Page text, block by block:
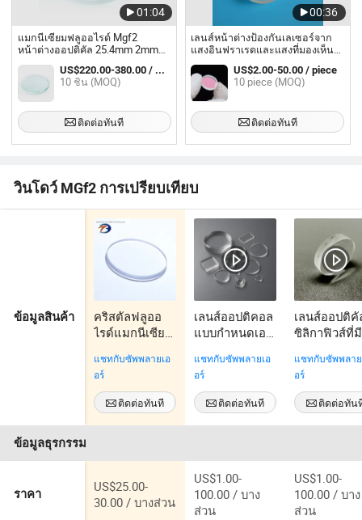
01:04
แมกนีเซียมฟลูออไรด์ Mgf2
หน้าต่างออปติคัล 25.4mm 2mm
สเปกโทรสโกปีในสุญญากาศ UV
Vuv
US$220.00-380.00 / บางส่วน
10 ชิ้น (MOQ)
ติดต่อทันที
00:36
เลนส์หน้าต่างป้องกันเลเซอร์จาก
แสงอินฟราเรดและแสงที่มองเห็น
ได้ด้วยแคลเซียมฟลูออไรด์ CaF2
US$2.00-50.00 / piece
10 piece (MOQ)
ติดต่อทันที
วินโดว์ MGf2 การเปรียบเทียบ
ข้อมูลสินค้า
คริสตัลฟลูออ
ไรด์แมกนีเซียม
งานอินฟราเรด
Mgf2
แชทกับซัพพลายเอ
อร์
ติดต่อทันที
เลนส์ออปติคอล
แบบกำหนดเอง
ซึ่งเป็นเลนส์ออ
ปติคอลทรงกลม
ทรงแอสเฟอริค
และทรง
กระบอก
แชทกับซัพพลายเอ
อร์
ติดต่อทันที
เลนส์ออปติคั
ซิลิกาฟิวส์ที่มี
เคลือบอาร์
สำหรับการ
รักษา การต
สอบทางการ
แพทย์ อุปก
แชทกับซัพพลาย
อร์
ติดต่อทัน
ข้อมูลธุรกรรม
ราคา
US$25.00-
30.00 / บางส่วน
US$1.00-
100.00 / บาง
ส่วน
US$1.00-
100.00 / บาง
ส่วน